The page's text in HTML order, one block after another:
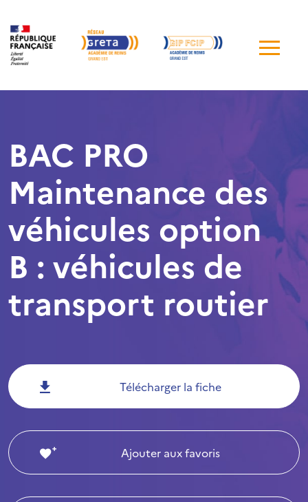
de
BAC PRO
Maintenance des
véhicules option
B : véhicules de
transport routier
Télécharger la fiche
Ajouter aux favoris